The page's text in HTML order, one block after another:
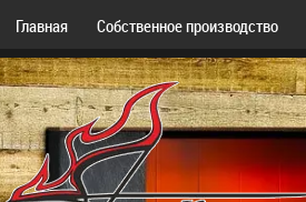
Главная Собственное производство